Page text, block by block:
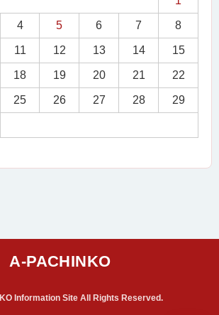
4 5 6 7 8
11 12 13 14 15
18 19 20 21 22
25 26 27 28 29
Information Site All Rights Reserved.